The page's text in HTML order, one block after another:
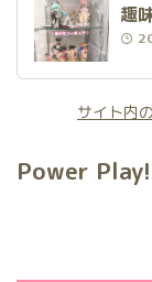
趣
サイト内
Power Play!